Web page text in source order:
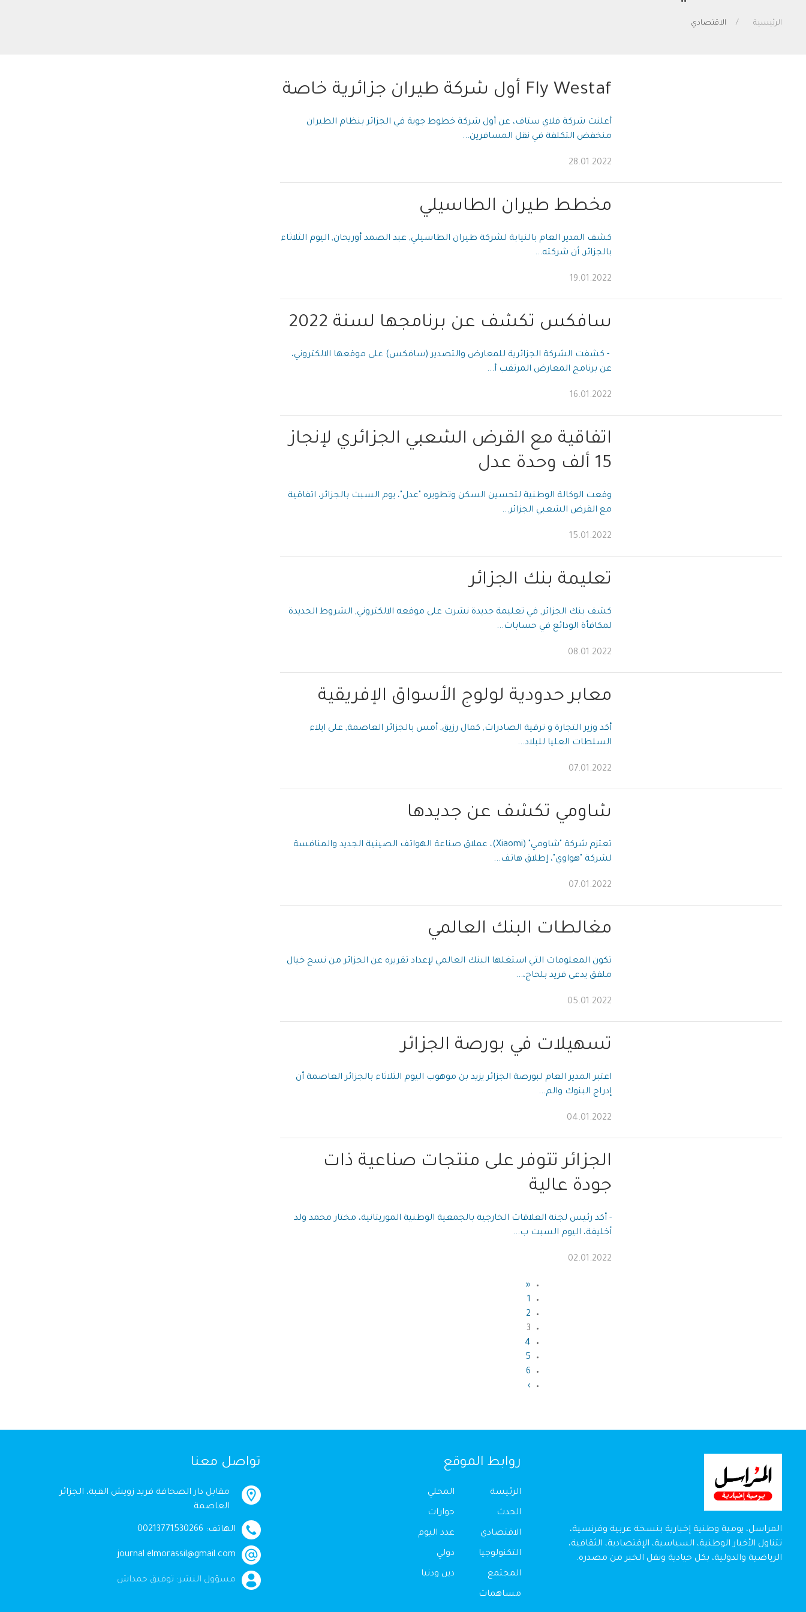
الرئيسية الاقتصادي
Fly Westaf أول شركة طيران جزائرية خاصة
أعلنت شركة فلاي ستاف، عن أول شركة خطوط جوية في الجزائر بنظام الطيران
منخفض التكلفة في نقل المسافرين...
28.01.2022
مخطط طيران الطاسيلي
كشف المدير العام بالنيابة لشركة طيران الطاسيلي, عبد الصمد أوريحان, اليوم الثلاثاء
بالجزائر, أن شركته...
19.01.2022
سافكس تكشف عن برنامجها لسنة 2022
- كشفت الشركة الجزائرية للمعارض والتصدير (سافكس) على موقعها الالكتروني،
عن برنامج المعارض المرتقب أ...
16.01.2022
اتفاقية مع القرض الشعبي الجزائري لإنجاز
15 ألف وحدة عدل
وقعت الوكالة الوطنية لتحسين السكن وتطويره "عدل"، يوم السبت بالجزائر، اتفاقية
مع القرض الشعبي الجزائر...
15.01.2022
تعليمة بنك الجزائر
كشف بنك الجزائر, في تعليمة جديدة نشرت على موقعه الالكتروني, الشروط الجديدة
لمكافأة الودائع في حسابات...
08.01.2022
معابر حدودية لولوج الأسواق الإفريقية
أكد وزير التجارة و ترقية الصادرات, كمال رزيق, أمس بالجزائر العاصمة, على ايلاء
السلطات العليا للبلاد...
07.01.2022
شاومي تكشف عن جديدها
تعتزم شركة "شاومي" (Xiaomi)، عملاق صناعة الهواتف الصينية الجديد والمنافسة
لشركة "هواوي"، إطلاق هاتف...
07.01.2022
مغالطات البنك العالمي
تكون المعلومات التي استغلها البنك العالمي لإعداد تقريره عن الجزائر من نسج خيال
ملفق يدعى فريد بلحاج،...
05.01.2022
تسهيلات في بورصة الجزائر
اعتبر المدير العام لبورصة الجزائر يزيد بن موهوب اليوم الثلاثاء بالجزائر العاصمة أن
إدراج البنوك والم...
04.01.2022
الجزائر تتوفر على منتجات صناعية ذات
جودة عالية
- أكد رئيس لجنة العلاقات الخارجية بالجمعية الوطنية الموريتانية، مختار محمد ولد
أخليفة، اليوم السبت ب...
02.01.2022
«
1
2
3
4
5
6
›
المراسل، يومية وطنية إخبارية بنسخة عربية وفرنسية،
تتناول الأخبار الوطنية، السياسية، الإقتصادية، الثقافية،
الرياضية والدولية، بكل حيادية ونقل الخبر من مصدره.
روابط الموقع
الرئيسة
الحدث
الاقتصادي
التكنولوجيا
المجتمع
مساهمات
المحلي
حوارات
عدد اليوم
دولي
دين ودنيا
تواصل معنا
مقابل دار الصحافة فريد زويش القبة، الجزائر
العاصمة
الهاتف: 00213771530266
journal.elmorassil@gmail.com
مسؤول النشر: توفيق حمداش